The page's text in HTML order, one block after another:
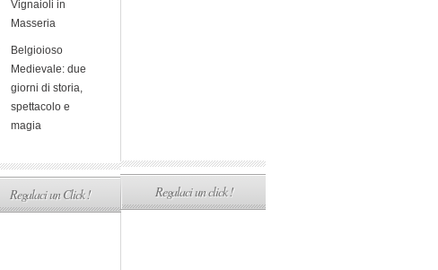
Vignaioli in
Masseria
Belgioioso
Medievale: due
giorni di storia,
spettacolo e
magia
Regalaci un Click ! Regalaci un click !